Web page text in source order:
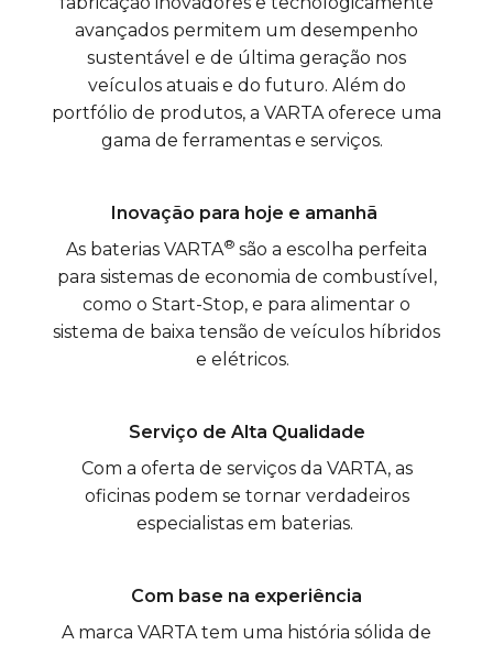
avançados permitem um desempenho
sustentável e de última geração nos
veículos atuais e do futuro. Além do
portfólio de produtos, a VARTA oferece uma
gama de ferramentas e serviços.
Inovação para hoje e amanhã
As baterias VARTA® são a escolha perfeita
para sistemas de economia de combustível,
como o Start-Stop, e para alimentar o
sistema de baixa tensão de veículos híbridos
e elétricos.
Serviço de Alta Qualidade
Com a oferta de serviços da VARTA, as
oficinas podem se tornar verdadeiros
especialistas em baterias.
Com base na experiência
A marca VARTA tem uma história sólida de